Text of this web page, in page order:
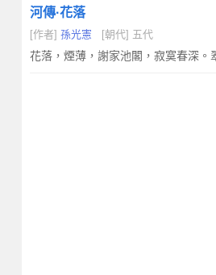
河傳·花落
[作者] 孫光憲 [朝代] 五代
花落，煙薄，謝家池閣，寂寞春深。